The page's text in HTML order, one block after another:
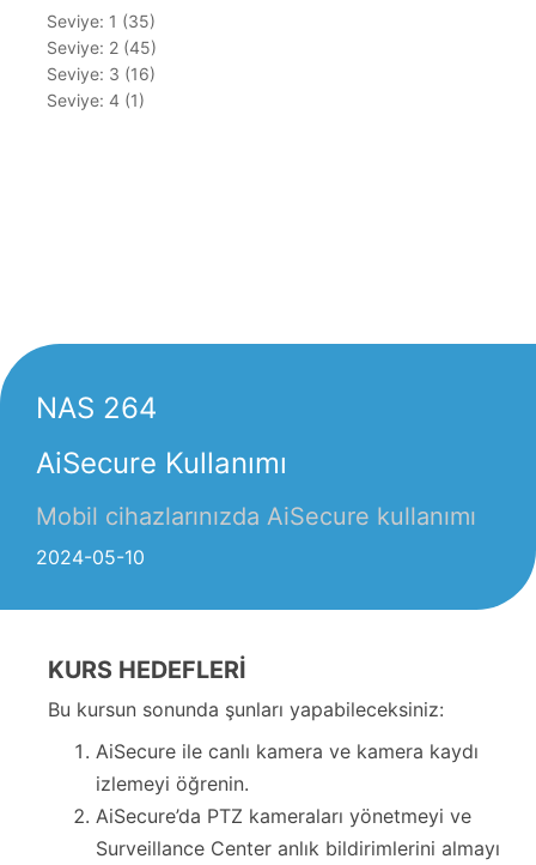
Seviye: 1 (35)
Seviye: 2 (45)
Seviye: 3 (16)
Seviye: 4 (1)
NAS 264
AiSecure Kullanımı
Mobil cihazlarınızda AiSecure kullanımı
2024-05-10
KURS HEDEFLERİ
Bu kursun sonunda şunları yapabileceksiniz:
AiSecure ile canlı kamera ve kamera kaydı
izlemeyi öğrenin.
AiSecure’da PTZ kameraları yönetmeyi ve
Surveillance Center anlık bildirimlerini almayı